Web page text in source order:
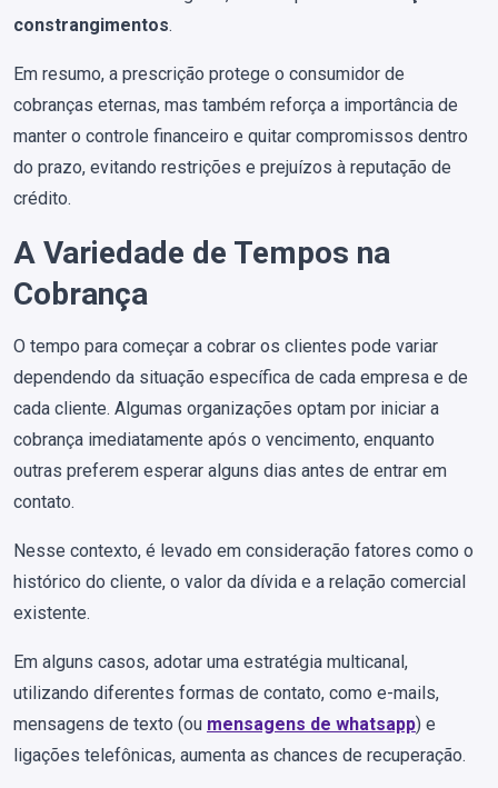
constrangimentos.
Em resumo, a prescrição protege o consumidor de
cobranças eternas, mas também reforça a importância de
manter o controle financeiro e quitar compromissos dentro
do prazo, evitando restrições e prejuízos à reputação de
crédito.
A Variedade de Tempos na
Cobrança
O tempo para começar a cobrar os clientes pode variar
dependendo da situação específica de cada empresa e de
cada cliente. Algumas organizações optam por iniciar a
cobrança imediatamente após o vencimento, enquanto
outras preferem esperar alguns dias antes de entrar em
contato.
Nesse contexto, é levado em consideração fatores como o
histórico do cliente, o valor da dívida e a relação comercial
existente.
Em alguns casos, adotar uma estratégia multicanal,
utilizando diferentes formas de contato, como e-mails,
mensagens de texto (ou mensagens de whatsapp) e
ligações telefônicas, aumenta as chances de recuperação​.